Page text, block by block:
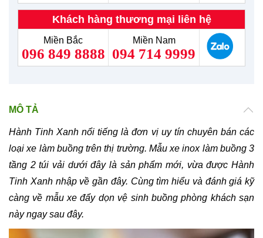
Khách hàng thương mại liên hệ
Miền Bắc
096 849 8888
Miền Nam
094 714 9999
MÔ TẢ
Hành Tinh Xanh nổi tiếng là đơn vị uy tín chuyên bán các
loại xe làm buồng trên thị trường. Mẫu xe inox làm buồng 3
tầng 2 túi vải dưới đây là sản phẩm mới, vừa được Hành
Tinh Xanh nhập về gần đây. Cùng tìm hiểu và đánh giá kỹ
càng về mẫu xe đẩy dọn vệ sinh buồng phòng khách sạn
này ngay sau đây.